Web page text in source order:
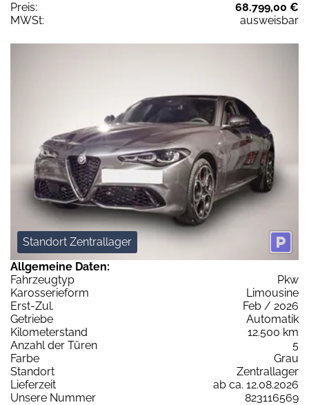
Preis:
68.799,00 €
MWSt:
ausweisbar
Standort Zentrallager
Allgemeine Daten:
Fahrzeugtyp
Pkw
Karosserieform
Limousine
Erst-Zul.
Feb / 2026
Getriebe
Automatik
Kilometerstand
12.500 km
Anzahl der Türen
5
Farbe
Grau
Standort
Zentrallager
Lieferzeit
ab ca. 12.08.2026
Unsere Nummer
823116569